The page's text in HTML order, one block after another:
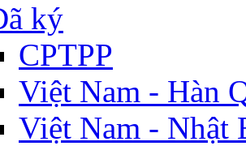
ký
CPTPP
Việt Nam - Hàn
Việt Nam - Nhật